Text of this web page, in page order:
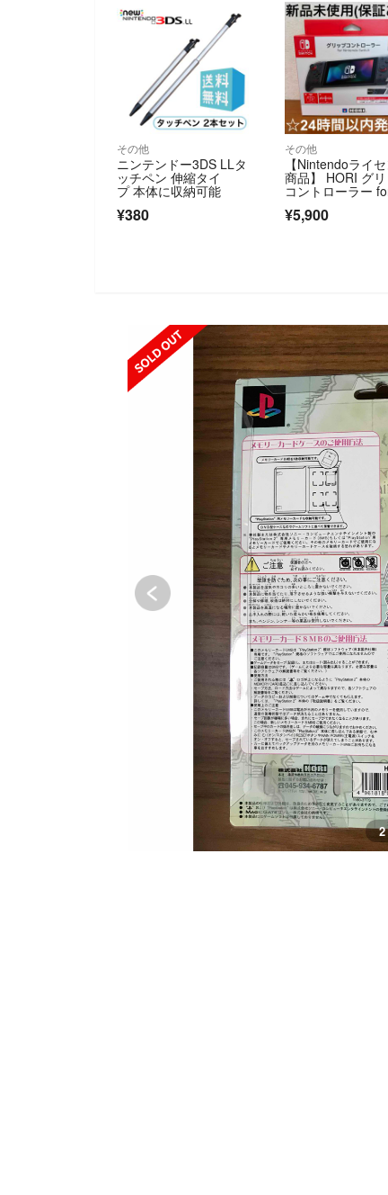
その他
ニンテンドー3DS LLタ
ッチペン 伸縮タイ
プ 本体に収納可能
¥380
その他
【Nintendoライ
商品】 HORI グ
コントローラー
¥5,900
SOLD OUT
3